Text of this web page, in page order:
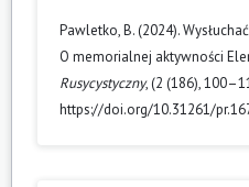
Pawletko, B. (2024).
O memorialnej aktywności
Rusycystyczny, (2 (186),
https://doi.org/10.31261/